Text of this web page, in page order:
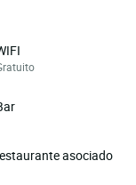
asociado